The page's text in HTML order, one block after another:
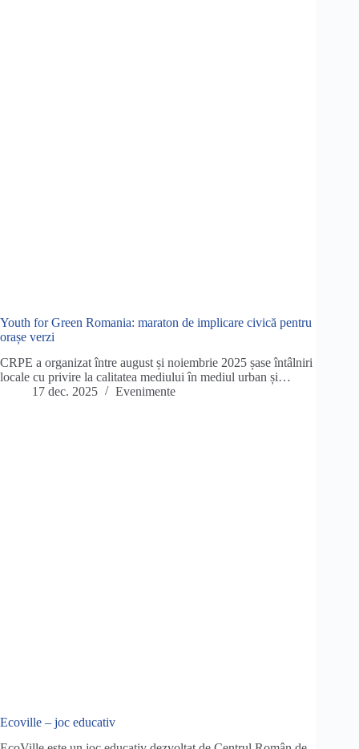
Youth for Green Romania: maraton de implicare civică pentru
orașe verzi
CRPE a organizat între august și noiembrie 2025 șase întâlniri
locale cu privire la calitatea mediului în mediul urban și…
17 dec. 2025
Evenimente
Ecoville – joc educativ